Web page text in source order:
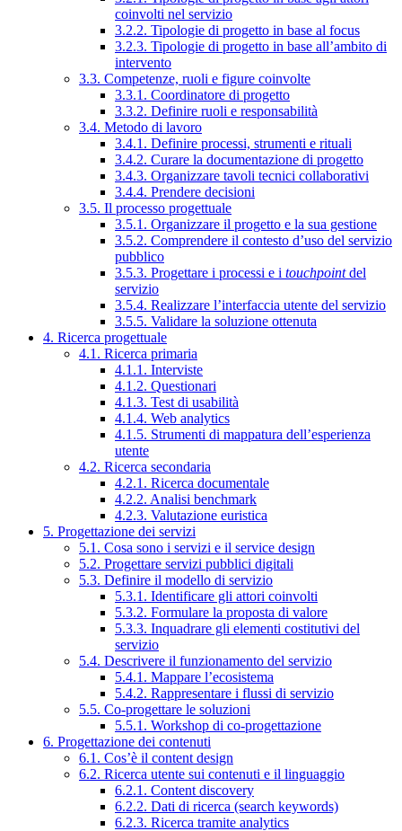
coinvolti nel servizio
3.2.2. Tipologie di progetto in base al focus
3.2.3. Tipologie di progetto in base all’ambito di
intervento
3.3. Competenze, ruoli e figure coinvolte
3.3.1. Coordinatore di progetto
3.3.2. Definire ruoli e responsabilità
3.4. Metodo di lavoro
3.4.1. Definire processi, strumenti e rituali
3.4.2. Curare la documentazione di progetto
3.4.3. Organizzare tavoli tecnici collaborativi
3.4.4. Prendere decisioni
3.5. Il processo progettuale
3.5.1. Organizzare il progetto e la sua gestione
3.5.2. Comprendere il contesto d’uso del servizio
pubblico
3.5.3. Progettare i processi e i touchpointdel
servizio
3.5.4. Realizzare l’interfaccia utente del servizio
3.5.5. Validare la soluzione ottenuta
4. Ricerca progettuale
4.1. Ricerca primaria
4.1.1. Interviste
4.1.2. Questionari
4.1.3. Test di usabilità
4.1.4. Web analytics
4.1.5. Strumenti di mappatura dell’esperienza
utente
4.2. Ricerca secondaria
4.2.1. Ricerca documentale
4.2.2. Analisi benchmark
4.2.3. Valutazione euristica
5. Progettazione dei servizi
5.1. Cosa sono i servizi e il service design
5.2. Progettare servizi pubblici digitali
5.3. Definire il modello di servizio
5.3.1. Identificare gli attori coinvolti
5.3.2. Formulare la proposta di valore
5.3.3. Inquadrare gli elementi costitutivi del
servizio
5.4. Descrivere il funzionamento del servizio
5.4.1. Mappare l’ecosistema
5.4.2. Rappresentare i flussi di servizio
5.5. Co-progettare le soluzioni
5.5.1. Workshop di co-progettazione
6. Progettazione dei contenuti
6.1. Cos’è il content design
6.2. Ricerca utente sui contenuti e il linguaggio
6.2.1. Content discovery
6.2.2. Dati di ricerca (search keywords)
6.2.3. Ricerca tramite analytics